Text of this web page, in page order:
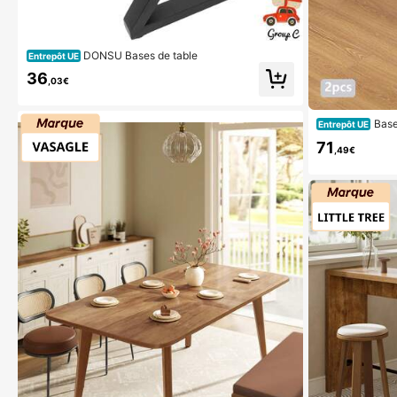
Entrepôt UE DONSU Bases de table
36,03€
Entrepôt UE
71 ,49€